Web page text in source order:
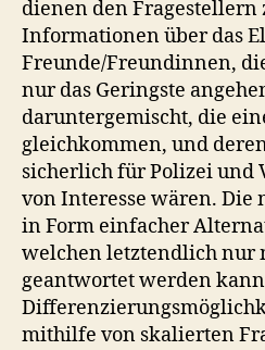
dienen den
Informationen über das
Freunde/Freundinnen,
nur das Geringste
daruntergemischt, die
gleichkommen, und
sicherlich für Polizei und
von Interesse wären. Die
in Form einfacher
welchen letztendlich nur
geantwortet werden
mithilfe von skalierten